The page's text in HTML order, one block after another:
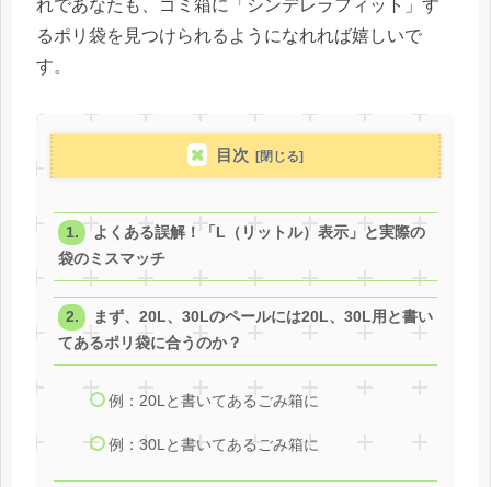
れであなたも、ゴミ箱に「シンデレラフィット」す
るポリ袋を見つけられるようになれれば嬉しいで
す。
目次
よくある誤解！「L（リットル）表示」と実際の
袋のミスマッチ
まず、20L、30Lのペールには20L、30L用と書い
てあるポリ袋に合うのか？
例：20Lと書いてあるごみ箱に
例：30Lと書いてあるごみ箱に